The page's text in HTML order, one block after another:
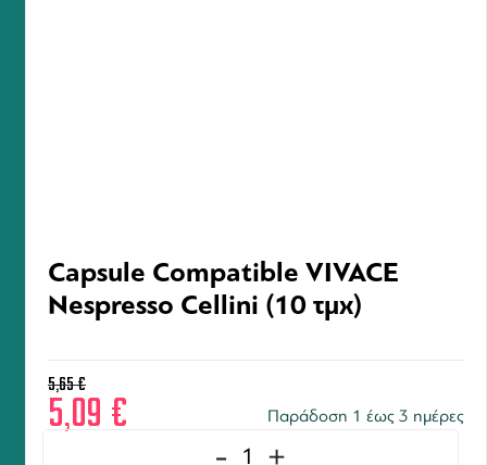
Capsule Compatible VIVACE
Nespresso Cellini (10 τμχ)
5,65€
5,09 € Παράδοση 1 έως 3 ημέρες
- +